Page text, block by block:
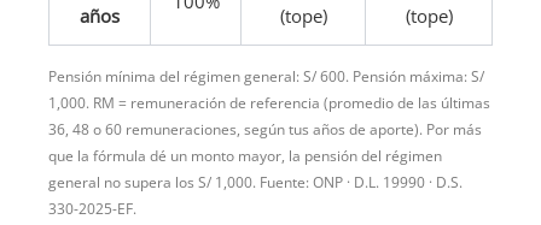
años
(tope)
(tope)
Pensión mínima del régimen general: S/ 600. Pensión máxima: S/
1,000. RM = remuneración de referencia (promedio de las últimas
36, 48 o 60 remuneraciones, según tus años de aporte). Por más
que la fórmula dé un monto mayor, la pensión del régimen
general no supera los S/ 1,000. Fuente: ONP · D.L. 19990 · D.S.
330-2025-EF.